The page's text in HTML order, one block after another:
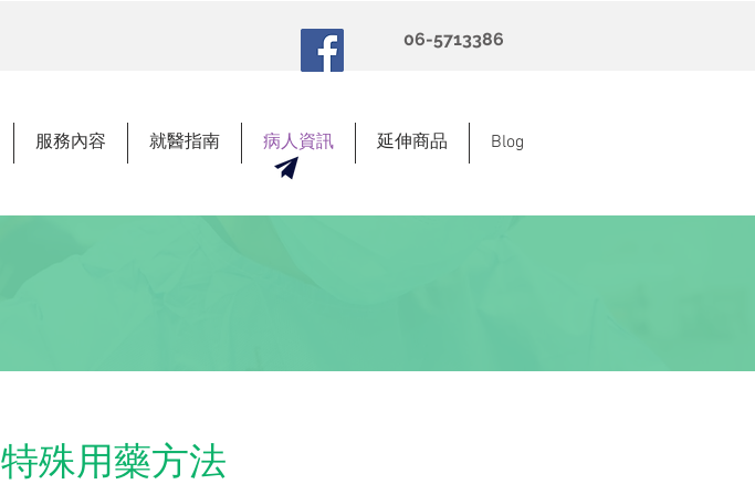
​06-5713386
服務內容 就醫指南 病人資訊 延伸商品 Blog
特殊用藥方法